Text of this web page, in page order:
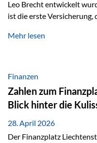
Leo Brecht entwickelt
ist die erste Versicherung,
Vorreiter. Warum auf das
Wirtschaftswachstum,
Investoren. Produktivität
Herausforderungen, da
langfristig durch
durch die Fähigkeit von
Mehr lesen
Finanzen
Zahlen zum
Blick hinter die
28. April 2026
Der Finanzplatz